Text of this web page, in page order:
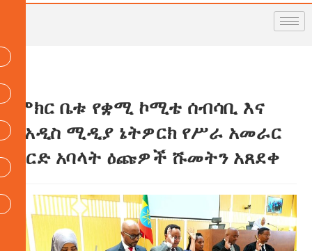
ምክር ቤቱ የቋሚ ኮሚቴ ሰብሳቢ እና
የአዲስ ሚዲያ ኔትዎርክ የሥራ አመራር
ቦርድ አባላት ዕጩዎች ሹመትን አጸደቀ